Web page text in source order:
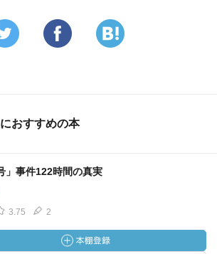
おすすめの本
」事件122時間の真実
3.75 2